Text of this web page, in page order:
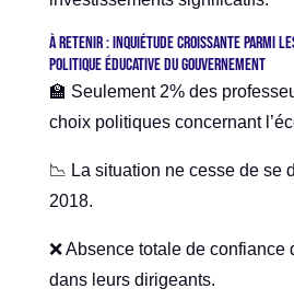
À retenir : Inquiétude croissante parmi
politique éducative du gouvernement
🏫 Seulement 2% des
choix politiques concernant
📉 La situation ne cesse de se
2018.
❌ Absence totale de confiance
dans leurs dirigeants.